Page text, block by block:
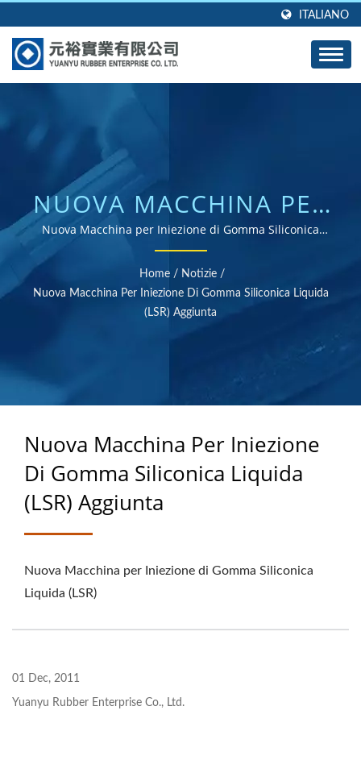
ITALIANO
NUOVA MACCHINA PER
INIEZIONE DI GOMMA
SILICONICA LIQUIDA
(LSR) AGGIUNTA |
OLTRE 40 ANNI DI
PRODUTTORE DI
PRODOTTI IN GOMMA
SU MISURA
Nuova Macchina per Iniezione di Gomma Siliconica
Liquida (LSR) Aggiunta | Fornitore di parti in gomma
certificate ISO e RoHS
Home / Notizie /
Nuova Macchina Per Iniezione Di Gomma Siliconica Liquida
(LSR) Aggiunta
Nuova Macchina Per Iniezione
Di Gomma Siliconica Liquida
(LSR) Aggiunta
Nuova Macchina per Iniezione di Gomma Siliconica
Liquida (LSR)
01 Dec, 2011
Yuanyu Rubber Enterprise Co., Ltd.